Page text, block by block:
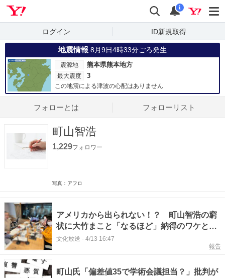
検索
通知
i
ログイン ID新規取得
地震情報 8月9日4時33分ごろ発生
震源地 熊本県熊本地方
最大震度 3
この地震による津波の心配はありません
フォローとは フォローリスト
町山智浩
1,229フォロワー
写真：アフロ
アメリカから出られない！？ 町山智浩の窮
状に大竹まこと「なるほど」納得のワケと
は？
文化放送 - 4/13 16:47
報告
町山氏「偏差値35で学術会議担当？」批判が